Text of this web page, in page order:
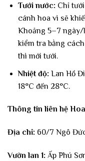
Tưới nước: Chỉ
cánh hoa vì sẽ
Khoảng 5–7 ngày/
kiểm tra bằng
thì mới tưới.
Nhiệt độ: Lan Hồ
18°C đến 28°C.
Thông tin liên hệ
Địa chỉ: 60/7 Ngô
Vườn lan 1: Ấp Phú